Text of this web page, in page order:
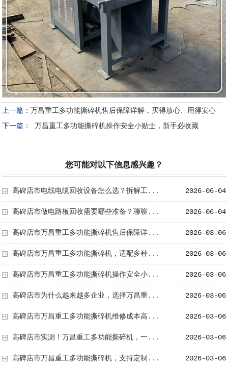
上一篇：万昌重工多功能撕碎机售后保障详解，买得放心、用得安心
下一篇：
万昌重工多功能撕碎机操作安全小贴士，新手必收藏
您可能对以下信息感兴趣？
2026-06-04
高碑店市电线电缆回收设备怎么选？拆解工...
2026-06-04
高碑店市做电路板回收需要哪些准备？聊聊...
2026-03-06
高碑店市万昌重工多功能撕碎机售后保障详...
2026-03-06
高碑店市万昌重工多功能撕碎机，适配多种...
2026-03-06
高碑店市万昌重工多功能撕碎机操作安全小...
2026-03-06
高碑店市为什么越来越多企业，选择万昌重...
2026-03-06
高碑店市万昌重工多功能撕碎机维修成本高...
2026-03-06
高碑店市实测！万昌重工多功能撕碎机，一...
2026-03-06
高碑店市万昌重工多功能撕碎机，支持定制...